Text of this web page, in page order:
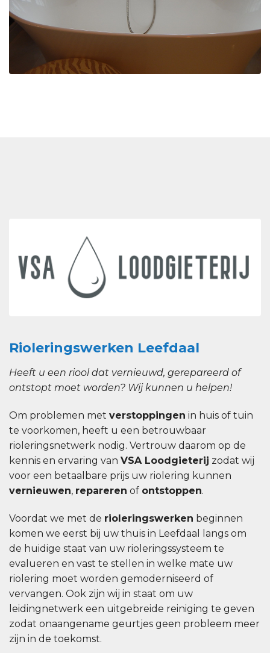
Rioleringswerken Leefdaal
Heeft u een riool dat vernieuwd, gerepareerd of
ontstopt moet worden? Wij kunnen u helpen!
Om problemen met verstoppingen in huis of tuin
te voorkomen, heeft u een betrouwbaar
rioleringsnetwerk nodig. Vertrouw daarom op de
kennis en ervaring van VSA Loodgieterij zodat wij
voor een betaalbare prijs uw riolering kunnen
vernieuwen, repareren of ontstoppen.
Voordat we met de rioleringswerken beginnen
komen we eerst bij uw thuis in Leefdaal langs om
de huidige staat van uw rioleringssysteem te
evalueren en vast te stellen in welke mate uw
riolering moet worden gemoderniseerd of
vervangen. Ook zijn wij in staat om uw
leidingnetwerk een uitgebreide reiniging te geven
zodat onaangename geurtjes geen probleem meer
zijn in de toekomst.